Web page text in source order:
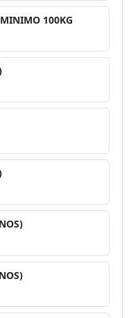
MINIMO 100KG